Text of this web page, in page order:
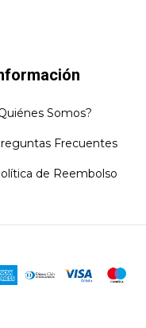
Somos?
Frecuentes
de Reembolso